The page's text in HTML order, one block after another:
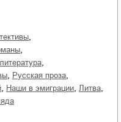
русская проза
наши в эмиграции Литва